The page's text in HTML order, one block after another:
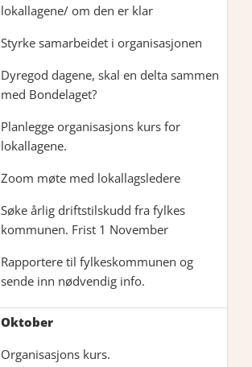
lokallagene/ om den er klar
Styrke samarbeidet i organisasjonen
Dyregod dagene, skal en delta sammen
med Bondelaget?
Planlegge organisasjons kurs for
lokallagene.
Zoom møte med lokallagsledere
Søke årlig driftstilskudd fra fylkes
kommunen. Frist 1 November
Rapportere til fylkeskommunen og
sende inn nødvendig info.
Oktober
Organisasjons kurs.